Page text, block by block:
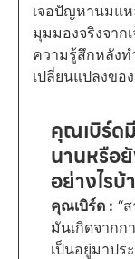
เจอปัญหานมแ
มุมมองจริงจาก
ความรู้สึกหลังท
เปลี่ยนแปลงขอ
คุณเบิร์ด
นานหรือ
อย่างไรบ้
คุณเบิร์ด : “
มันเกิดจากก
เป็นอยู่มาปร